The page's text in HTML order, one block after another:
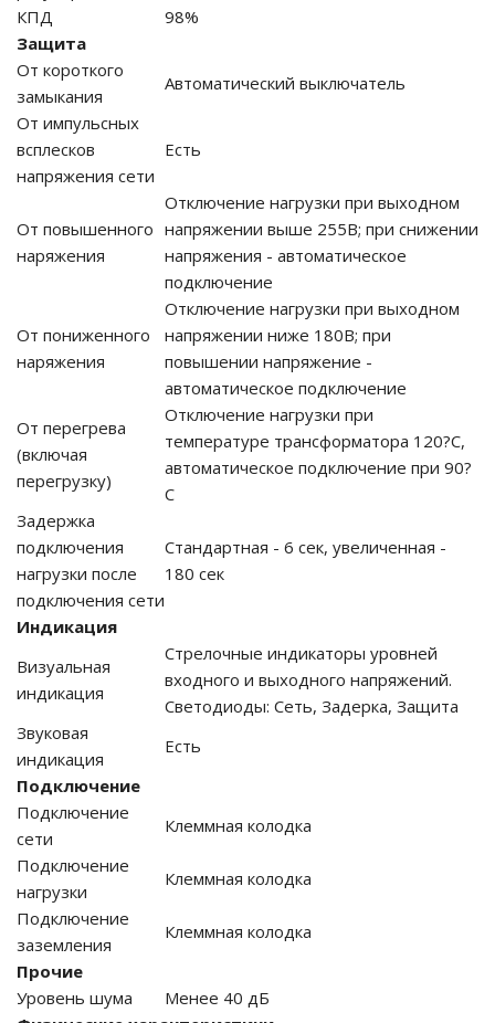
корпуса)
оборудование
установки
"Фалина"
КПД
98%
Защита
От короткого
замыкания
Автоматический выключатель
От импульсных
всплесков
напряжения сети
Есть
От повышенного
наряжения
Отключение нагрузки при выходном
напряжении выше 255В; при снижении
напряжения - автоматическое
подключение
От пониженного
наряжения
Отключение нагрузки при выходном
напряжении ниже 180В; при
повышении напряжение -
автоматическое подключение
От перегрева
(включая
перегрузку)
Отключение нагрузки при
температуре трансформатора 120?С,
автоматическое подключение при 90?
С
Задержка
подключения
нагрузки после
подключения сети
Стандартная - 6 сек, увеличенная -
180 сек
Индикация
Визуальная
индикация
Стрелочные индикаторы уровней
входного и выходного напряжений.
Светодиоды: Сеть, Задерка, Защита
Звуковая
индикация
Есть
Подключение
Подключение
сети
Клеммная колодка
Подключение
нагрузки
Клеммная колодка
Подключение
заземления
Клеммная колодка
Прочие
Уровень шума
Менее 40 дБ